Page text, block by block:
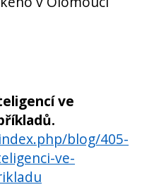
ve
blog/405-
ve-